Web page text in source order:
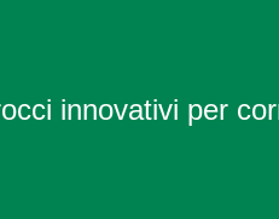
innovativi per